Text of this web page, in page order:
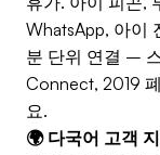
WhatsApp, 아이
분 단위 연결 –
Connect, 2019
요.
🌍 다국어 고객